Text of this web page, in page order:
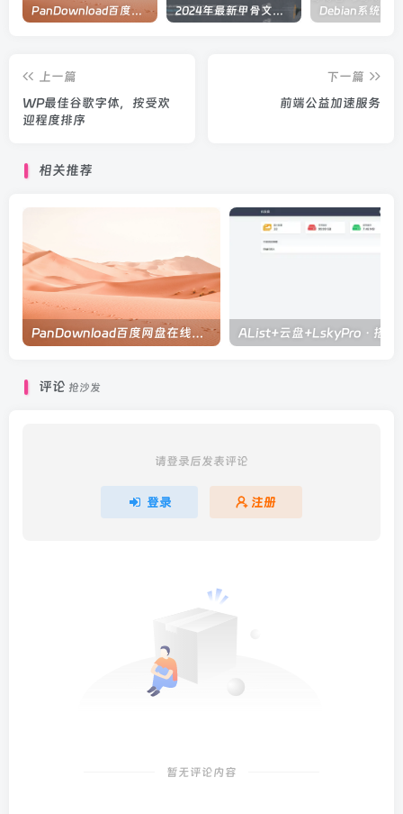
PanDownload百度网盘在线解析 2024年最新甲骨文注册及申请免费 VPS 教程
上一篇
WP最佳谷歌字体，按受欢
迎程度排序
下一篇
前端公益加速服务
相关推荐
PanDownload百度网盘在线解析
评论 抢沙发
请登录后发表评论
登录 注册
暂无评论内容